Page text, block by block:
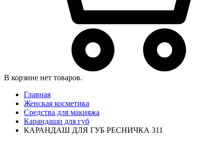
В корзине нет товаров.
Главная
Женская косметика
Средства для макияжа
Карандаши для губ
КАРАНДАШ ДЛЯ ГУБ РЕСНИЧКА 311